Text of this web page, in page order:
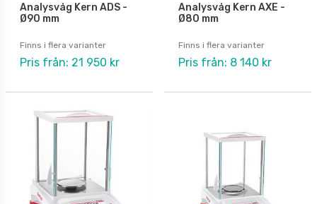
Analysvåg Kern ADS -
Ø90 mm
Finns i flera varianter
Pris från: 21 950 kr
Analysvåg Kern AXE -
Ø80 mm
Finns i flera varianter
Pris från: 8 140 kr